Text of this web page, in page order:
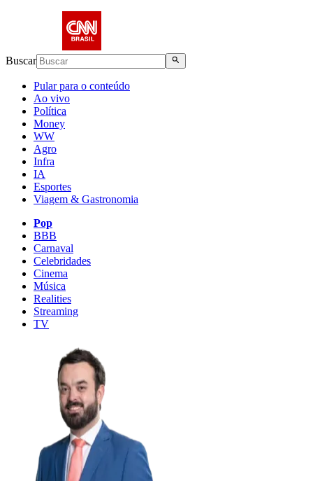
Buscar
Pular para o conteúdo
Ao vivo
Política
Money
WW
Agro
Infra
IA
Esportes
Viagem & Gastronomia
Pop
BBB
Carnaval
Celebridades
Cinema
Música
Realities
Streaming
TV